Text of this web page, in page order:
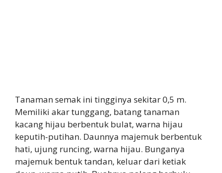
Tanaman semak ini tingginya sekitar 0,5 m.
Memiliki akar tunggang, batang tanaman
kacang hijau berbentuk bulat, warna hijau
keputih-putihan. Daunnya majemuk berbentuk
hati, ujung runcing, warna hijau. Bunganya
majemuk bentuk tandan, keluar dari ketiak